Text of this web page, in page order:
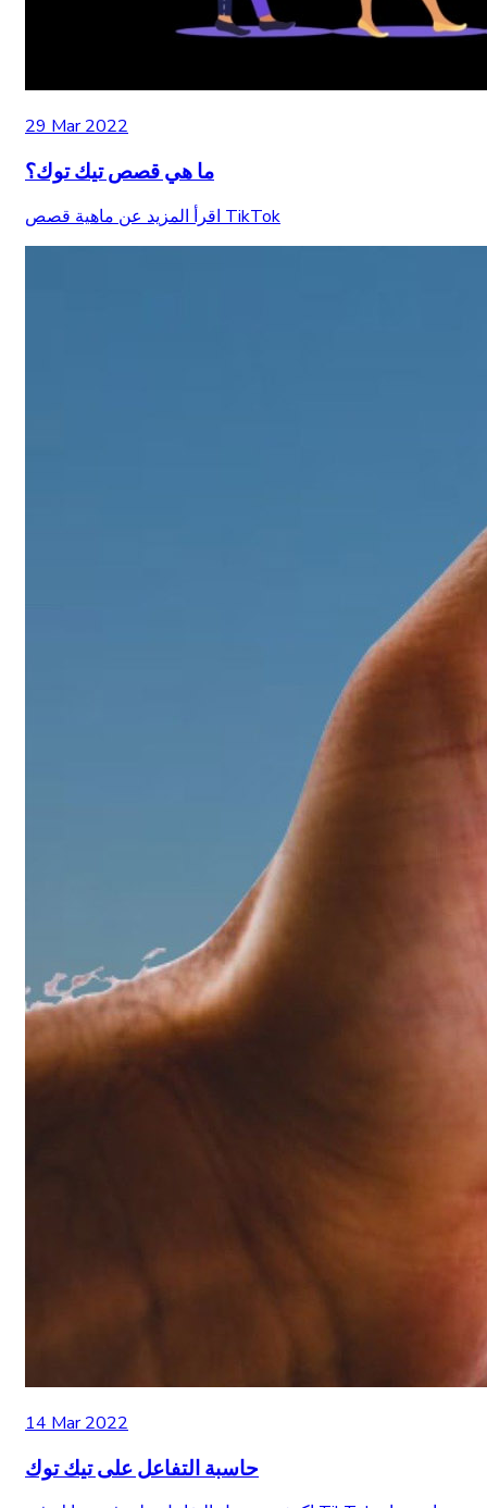
29 Mar 2022
ما هي قصص تيك توك؟
اقرأ المزيد عن ماهية قصص TikTok
14 Mar 2022
حاسبة التفاعل على تيك توك